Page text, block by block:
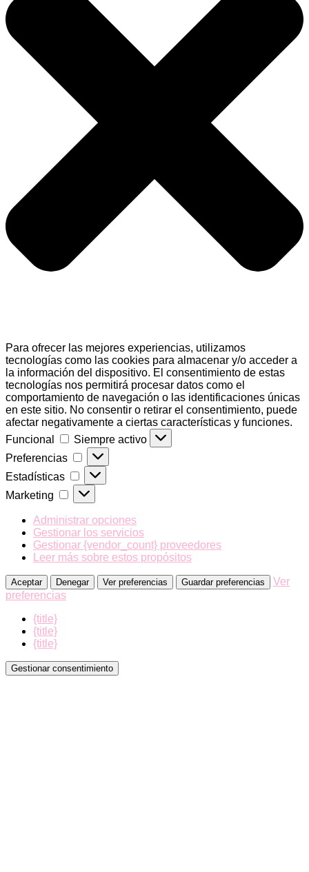
Para ofrecer las mejores experiencias, utilizamos
tecnologías como las cookies para almacenar y/o acceder a
la información del dispositivo. El consentimiento de estas
tecnologías nos permitirá procesar datos como el
comportamiento de navegación o las identificaciones únicas
en este sitio. No consentir o retirar el consentimiento, puede
afectar negativamente a ciertas características y funciones.
Funcional
Funcional
Siempre activo
Preferencias
Preferencias
Estadísticas Estadísticas
Marketing Marketing
Administrar opciones
Gestionar los servicios
Gestionar {vendor_count} proveedores
Leer más sobre estos propósitos
Aceptar Denegar Ver preferencias Guardar preferencias
Ver
preferencias
{title}
{title}
{title}
Gestionar consentimiento